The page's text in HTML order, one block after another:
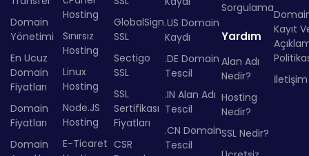
Domain
Yönetimi
En Ucuz
Domain
Fiyatları
Domain
Fiyatları
Domain
Hosting
Sınırsız
Hosting
Linux
Hosting
Node.JS
Hosting
E-Ticaret
GlobalSign
SSL
Sectigo
SSL
SSL
Sertifikası
Fiyatları
CSR
.US Domain
Kaydı
.DE Domain
Tescil
.IN Alan Adı
Tescil
.CN Domain
Tescil
Sorgulama
Yardım
Alan Adı
Nedir?
Hosting
Nedir?
SSL Nedir?
Kayıt
İletişim